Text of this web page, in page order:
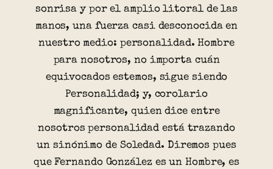
sonrisa y por el amplio litoral de las
manos, una fuerza casi desconocida en
nuestro medio: personalidad. Hombre
para nosotros, no importa cuán
equivocados estemos, sigue siendo
Personalidad; y, corolario
magnificante, quien dice entre
nosotros personalidad está trazando
un sinónimo de Soledad. Diremos pues
que Fernando González es un Hombre, es